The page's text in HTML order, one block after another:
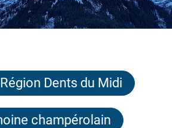
Dents du Midi
champérolain